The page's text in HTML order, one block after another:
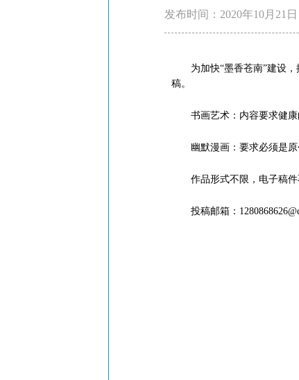
发布时间：2020年10月21日
为加快“墨香苍南”建设，
稿。
书画艺术：内容要求健康
幽默漫画：要求必须是原
作品形式不限，电子稿件
投稿邮箱：